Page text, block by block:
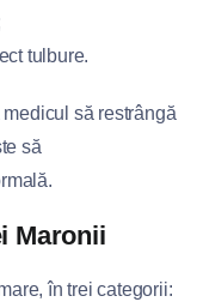
tulbure.
să restrângă
să
Maronii
în trei categorii: